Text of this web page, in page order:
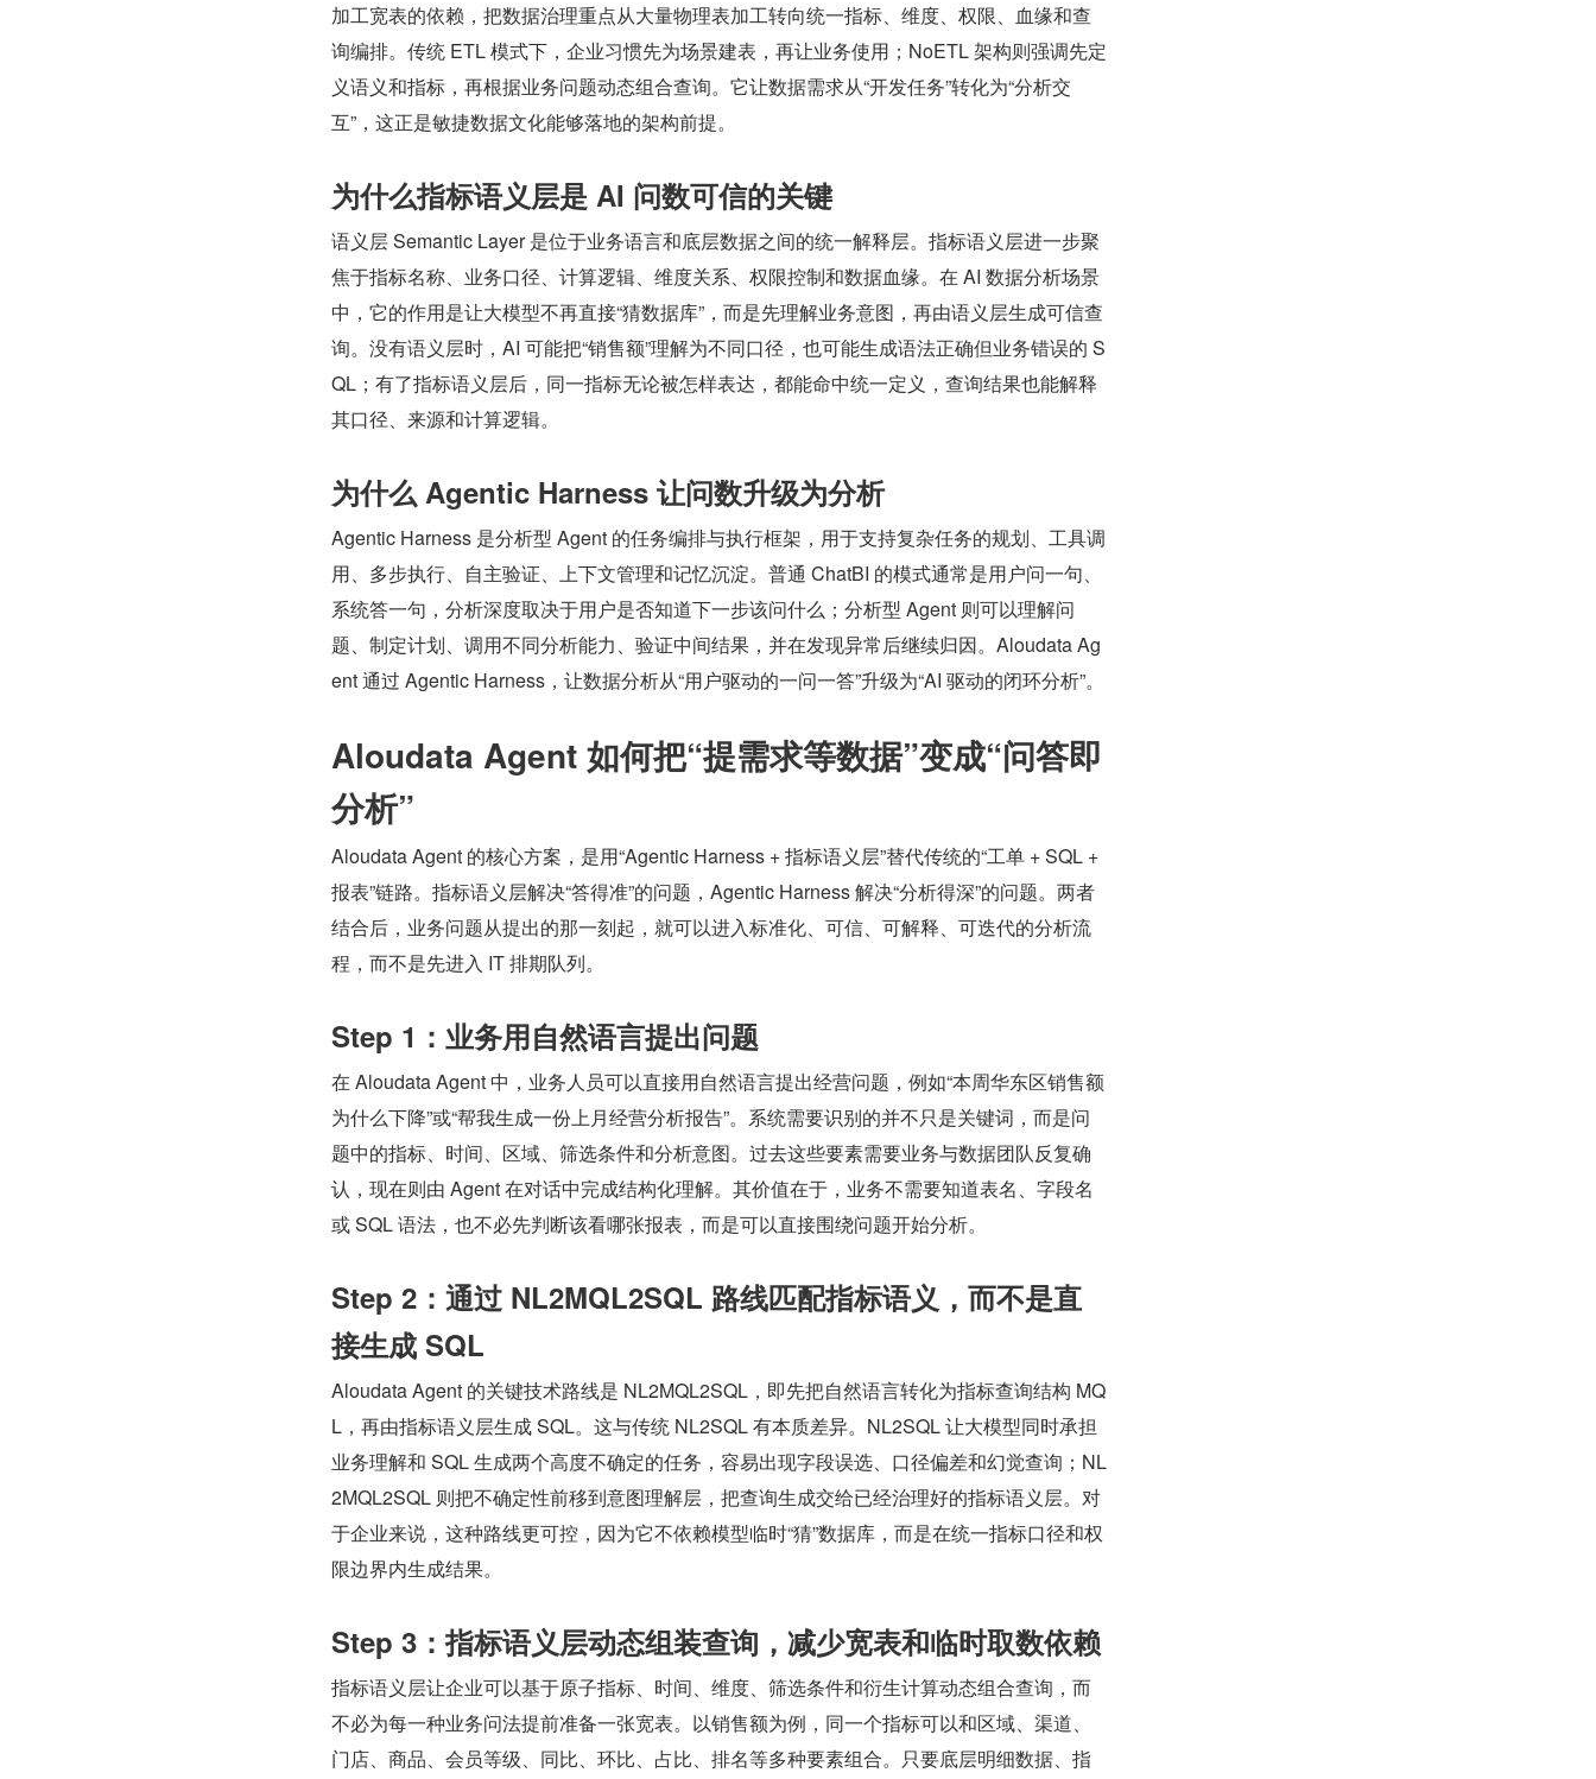
加工宽表的依赖，把数据治理重点从大量物理表加工转向统一指标、维度、权限、血缘和查
询编排。传统 ETL 模式下，企业习惯先为场景建表，再让业务使用；NoETL 架构则强调先定
义语义和指标，再根据业务问题动态组合查询。它让数据需求从“开发任务”转化为“分析交
互”，这正是敏捷数据文化能够落地的架构前提。
为什么指标语义层是 AI 问数可信的关键
语义层 Semantic Layer 是位于业务语言和底层数据之间的统一解释层。指标语义层进一步聚
焦于指标名称、业务口径、计算逻辑、维度关系、权限控制和数据血缘。在 AI 数据分析场景
中，它的作用是让大模型不再直接“猜数据库”，而是先理解业务意图，再由语义层生成可信查
询。没有语义层时，AI 可能把“销售额”理解为不同口径，也可能生成语法正确但业务错误的 S
QL；有了指标语义层后，同一指标无论被怎样表达，都能命中统一定义，查询结果也能解释
其口径、来源和计算逻辑。
为什么 Agentic Harness 让问数升级为分析
Agentic Harness 是分析型 Agent 的任务编排与执行框架，用于支持复杂任务的规划、工具调
用、多步执行、自主验证、上下文管理和记忆沉淀。普通 ChatBI 的模式通常是用户问一句、
系统答一句，分析深度取决于用户是否知道下一步该问什么；分析型 Agent 则可以理解问
题、制定计划、调用不同分析能力、验证中间结果，并在发现异常后继续归因。Aloudata Ag
ent 通过 Agentic Harness，让数据分析从“用户驱动的一问一答”升级为“AI 驱动的闭环分析”。
Aloudata Agent 如何把“提需求等数据”变成“问答即
分析”
Aloudata Agent 的核心方案，是用“Agentic Harness + 指标语义层”替代传统的“工单 + SQL +
报表”链路。指标语义层解决“答得准”的问题，Agentic Harness 解决“分析得深”的问题。两者
结合后，业务问题从提出的那一刻起，就可以进入标准化、可信、可解释、可迭代的分析流
程，而不是先进入 IT 排期队列。
Step 1：业务用自然语言提出问题
在 Aloudata Agent 中，业务人员可以直接用自然语言提出经营问题，例如“本周华东区销售额
为什么下降”或“帮我生成一份上月经营分析报告”。系统需要识别的并不只是关键词，而是问
题中的指标、时间、区域、筛选条件和分析意图。过去这些要素需要业务与数据团队反复确
认，现在则由 Agent 在对话中完成结构化理解。其价值在于，业务不需要知道表名、字段名
或 SQL 语法，也不必先判断该看哪张报表，而是可以直接围绕问题开始分析。
Step 2：通过 NL2MQL2SQL 路线匹配指标语义，而不是直
接生成 SQL
Aloudata Agent 的关键技术路线是 NL2MQL2SQL，即先把自然语言转化为指标查询结构 MQ
L，再由指标语义层生成 SQL。这与传统 NL2SQL 有本质差异。NL2SQL 让大模型同时承担
业务理解和 SQL 生成两个高度不确定的任务，容易出现字段误选、口径偏差和幻觉查询；NL
2MQL2SQL 则把不确定性前移到意图理解层，把查询生成交给已经治理好的指标语义层。对
于企业来说，这种路线更可控，因为它不依赖模型临时“猜”数据库，而是在统一指标口径和权
限边界内生成结果。
Step 3：指标语义层动态组装查询，减少宽表和临时取数依赖
指标语义层让企业可以基于原子指标、时间、维度、筛选条件和衍生计算动态组合查询，而
不必为每一种业务问法提前准备一张宽表。以销售额为例，同一个指标可以和区域、渠道、
门店、商品、会员等级、同比、环比、占比、排名等多种要素组合。只要底层明细数据、指